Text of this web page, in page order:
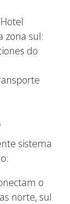
zona sul:
do
sistema
o
norte, sul